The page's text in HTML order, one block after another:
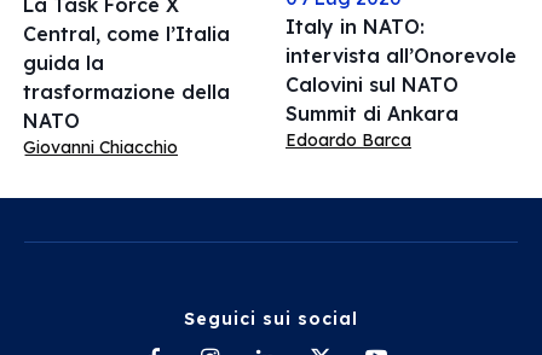
La Task Force X
Central, come l’Italia
guida la
trasformazione della
NATO
Giovanni Chiacchio
Italy in NATO:
intervista all’Onorevole
Calovini sul NATO
Summit di Ankara
Edoardo Barca
Seguici sui social